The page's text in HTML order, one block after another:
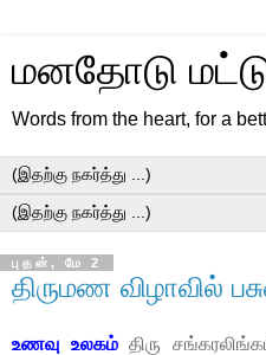
மனதோடு
Words from the heart, for a
புதன், மே 2
திருமண விழாவில்
உணவு உலகம் திரு